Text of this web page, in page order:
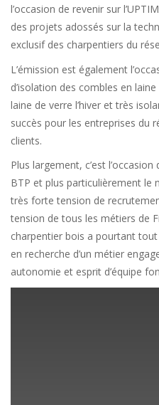
l’occasion de revenir sur
des projets adossés sur la
exclusif des charpentiers du
L’émission est également
d’isolation des combles en
laine de verre l’hiver et très
succès pour les entreprises du
clients.
Plus largement, c’est
BTP et plus particulièrement le
très forte tension de
tension de tous les métiers de
charpentier bois a pourtant
en recherche d’un métier
autonomie et esprit d’équipe